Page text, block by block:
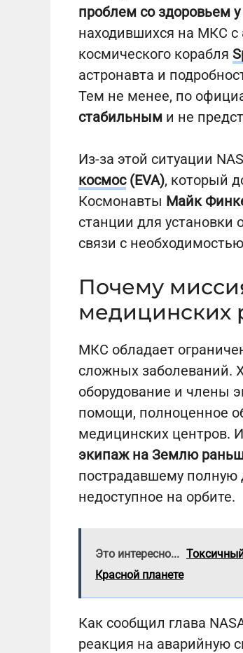
проблем со здоровьем
находившихся на МКС с
космического корабля
астронавта и
Тем не менее, по
стабильным и не
Из-за этой ситуации
космос(EVA), который
Космонавты Майк
станции для установки
связи с
Почему
медицинских
МКС обладает
сложных заболеваний.
оборудование и члены
помощи, полноценное
медицинских центров.
экипаж на Землю
пострадавшему полную
недоступное на орбите.
Это интересно...
Красной планете
Как сообщил глава
реакция на аварийную